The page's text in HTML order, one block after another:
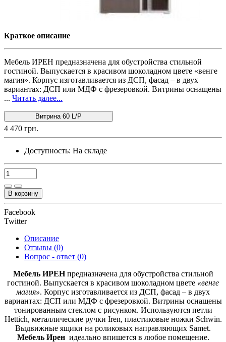
Краткое описание
Мебель ИРЕН предназначена для обустройства стильной
гостиной. Выпускается в красивом шоколадном цвете «венге
магия». Корпус изготавливается из ДСП, фасад – в двух
вариантах: ДСП или МДФ с фрезеровкой. Витрины оснащены
... Читать далее...
Витрина 60 L/P
4 470 грн.
Доступность: На складе
В корзину
Facebook
Twitter
Описание
Отзывы (0)
Вопрос - ответ (0)
Мебель ИРЕНпредназначена для обустройства стильной
гостиной. Выпускается в красивом шоколадном цвете «венге
магия». Корпус изготавливается из ДСП, фасад – в двух
вариантах: ДСП или МДФ с фрезеровкой. Витрины оснащены
тонированным стеклом с рисунком. Используются петли
Hettich, металлические ручки Iren, пластиковые ножки Schwin.
Выдвижные ящики на роликовых направляющих Samet.
Мебель Ирен идеально впишется в любое помещение.